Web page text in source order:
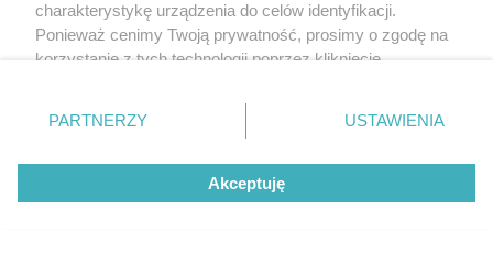
Zabójstwo w gminie Klwów.
charakterystykę urządzenia do celów identyfikacji.
Ponieważ cenimy Twoją prywatność, prosimy o zgodę na
korzystanie z tych technologii poprzez kliknięcie
zmienić/wycofać klikając przycisk ustawień prywatności
znajdujący się w lewym dolnym rogu strony
rodzaje przetwarzania danych nie wymagają zgody
użytkownika, ale masz prawo sprzeciwić się takiemu
przetwarzaniu. Preferencje będą miały zastosowanie tylko
PARTNERZY USTAWIENIA
Akceptuję